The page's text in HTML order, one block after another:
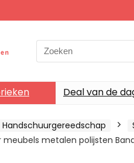
Search
for:
Deal van de
Handschuurgereedschap
metalen polijsten